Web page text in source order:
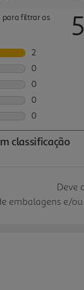
Deve
embalagens e/